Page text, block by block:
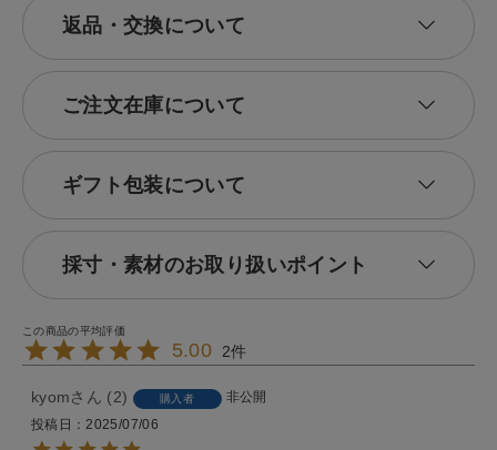
返品・交換について
ご注文在庫について
ギフト包装について
採寸・素材のお取り扱いポイント
5.00 2
kyom 2 購入者
非公開
投稿日
2025/07/06